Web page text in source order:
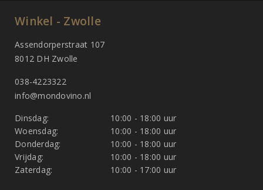
Winkel - Zwolle
Assendorperstraat 107
8012 DH Zwolle
038-4223322
info@mondovino.nl
Dinsdag:
10:00 - 18:00 uur
Woensdag:
10:00 - 18:00 uur
Donderdag:
10:00 - 18:00 uur
Vrijdag:
10:00 - 18:00 uur
Zaterdag:
10:00 - 17:00 uur